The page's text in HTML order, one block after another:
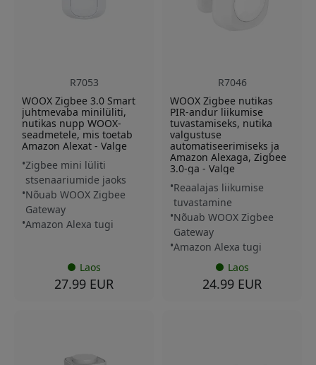
R7053
WOOX Zigbee 3.0 Smart
juhtmevaba minilüliti,
nutikas nupp WOOX-
seadmetele, mis toetab
Amazon Alexat - Valge
Zigbee mini lüliti
stsenaariumide jaoks
Nõuab WOOX Zigbee
Gateway
Amazon Alexa tugi
Laos
27.99 EUR
R7046
WOOX Zigbee nutikas
PIR-andur liikumise
tuvastamiseks, nutika
valgustuse
automatiseerimiseks ja
Amazon Alexaga, Zigbee
3.0-ga - Valge
Reaalajas liikumise
tuvastamine
Nõuab WOOX Zigbee
Gateway
Amazon Alexa tugi
Laos
24.99 EUR